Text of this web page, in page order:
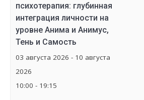
психотерапия: глубинная
интеграция личности на
уровне Анима и Анимус,
Тень и Самость
03 августа 2026 - 10 августа
2026
10:00 - 19:15